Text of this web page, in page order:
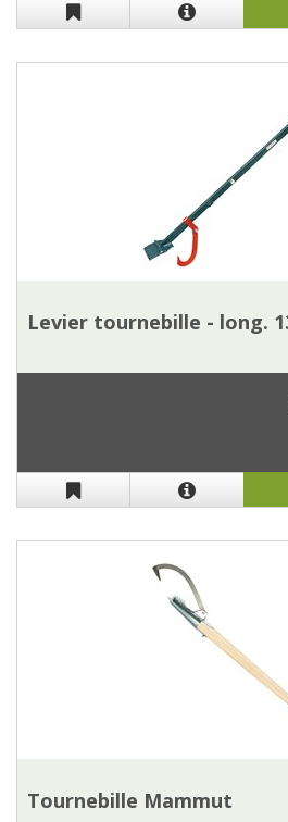
Levier tournebille - long.
Tournebille Mammut